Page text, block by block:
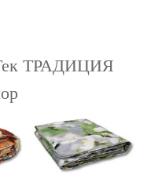
ТРАДИЦИЯ